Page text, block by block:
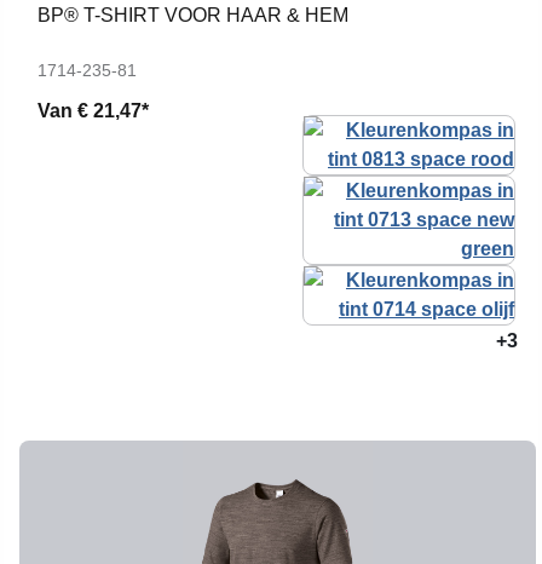
BP® T-SHIRT VOOR HAAR & HEM
1714-235-81
Van € 21,47*
+3